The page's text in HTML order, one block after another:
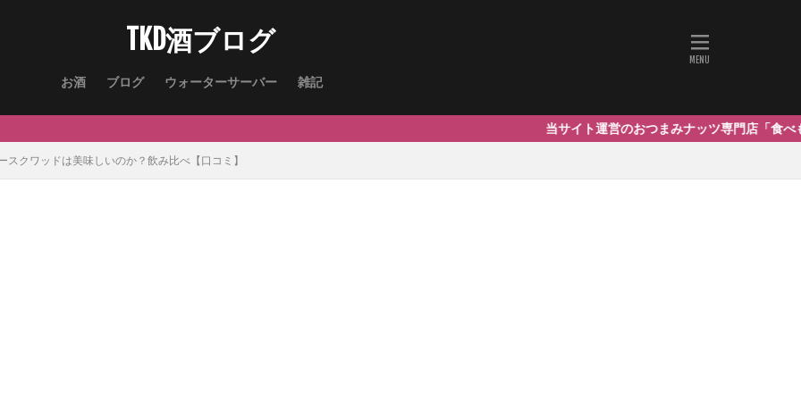
TKD酒ブログ
お酒 ブログ ウォーターサーバー 雑記
当サイト運営のおつまみナッツ専門店「食べもんぢから。」
スクワッドは美味しいのか？飲み比べ【口コミ】